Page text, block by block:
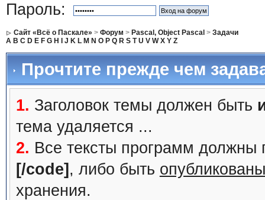
Пароль:
Сайт «Всё о Паскале» > Форум > Pascal, Object Pascal > Задачи
A B C D E F G H J K L M N O P Q R S T U V W X Y Z
Прочтите прежде чем
1. Заголовок темы должен быть
тема удаляется ...
2. Все тексты программ должны
[/code] , либо быть
хранения.